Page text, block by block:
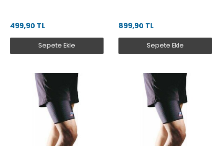
499,90 TL
Sepete Ekle
899,90 TL
Sepete Ekle